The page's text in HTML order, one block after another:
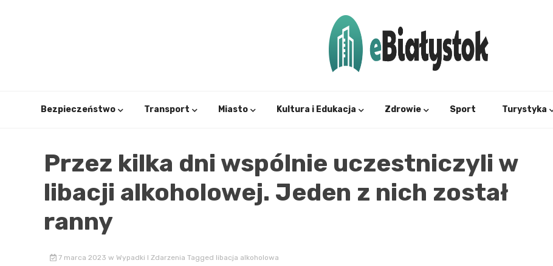
Bezpieczeństwo Transport Miasto Kultura i Edukacja Zdrowie Sport Turystyka
Przez kilka dni wspólnie uczestniczyli w
libacji alkoholowej. Jeden z nich został
ranny
7 marca 2023 w Wypadki I Zdarzenia Tagged libacja alkoholowa